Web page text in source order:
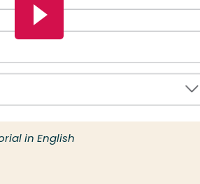
in English